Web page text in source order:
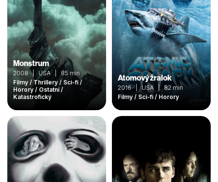
Monstrum
2008 | USA | 85 min
Filmy / Thrillery / Sci-fi /
Horory / Ostatní /
Katastrofický
Atomový žralok
2016 | USA | 82 min
Filmy / Sci-fi / Horory